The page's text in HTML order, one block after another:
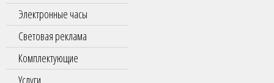
Электронные часы
Световая реклама
Комплектующие
Услуги